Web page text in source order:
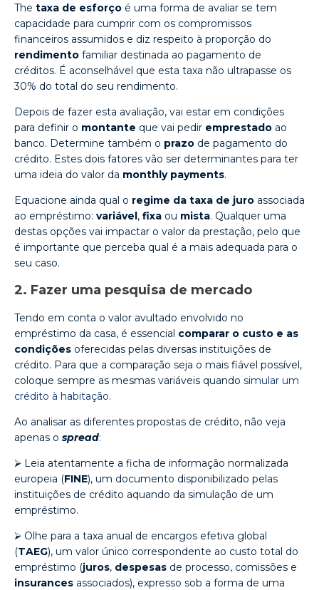
The taxa de esforço é uma forma de avaliar se tem
capacidade para cumprir com os compromissos
financeiros assumidos e diz respeito à proporção do
rendimento familiar destinada ao pagamento de
créditos. É aconselhável que esta taxa não ultrapasse os
30% do total do seu rendimento.
Depois de fazer esta avaliação, vai estar em condições
para definir o montante que vai pedir emprestado ao
banco. Determine também o prazo de pagamento do
crédito. Estes dois fatores vão ser determinantes para ter
uma ideia do valor da monthly payments.
Equacione ainda qual o regime da taxa de juro associada
ao empréstimo: variável, fixa ou mista. Qualquer uma
destas opções vai impactar o valor da prestação, pelo que
é importante que perceba qual é a mais adequada para o
seu caso.
2. Fazer uma pesquisa de mercado
Tendo em conta o valor avultado envolvido no
empréstimo da casa, é essencial comparar o custo e as
condições oferecidas pelas diversas instituições de
crédito. Para que a comparação seja o mais fiável possível,
coloque sempre as mesmas variáveis quando simular um
crédito à habitação.
Ao analisar as diferentes propostas de crédito, não veja
apenas o spread:
⮚ Leia atentamente a ficha de informação normalizada
europeia (FINE), um documento disponibilizado pelas
instituições de crédito aquando da simulação de um
empréstimo.
⮚ Olhe para a taxa anual de encargos efetiva global
(TAEG), um valor único correspondente ao custo total do
empréstimo (juros, despesas de processo, comissões e
insurances associados), expresso sob a forma de uma